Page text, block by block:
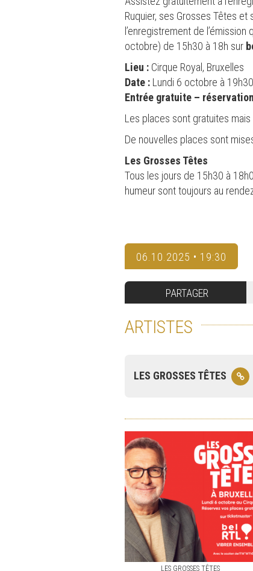
Ruquier, ses Grosses Têtes et
l’enregistrement de
octobre) de 15h30 à 18h sur
Lieu : Cirque Royal, Bruxelles
Date : Lundi 6 octobre à
Entrée gratuite –
Les places sont gratuites
De nouvelles places sont
Les Grosses Têtes
Tous les jours de 15h30 à
humeur sont toujours au
06.10.2025 • 19:30
PARTAGER
ARTISTES
LES GROSSES TÊTES
LES GROSSES TÊTES